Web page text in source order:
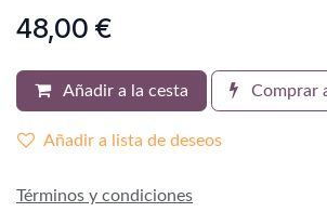
48,00 €
Añadir a la cesta Comprar
Añadir a lista de deseos
Términos y condiciones